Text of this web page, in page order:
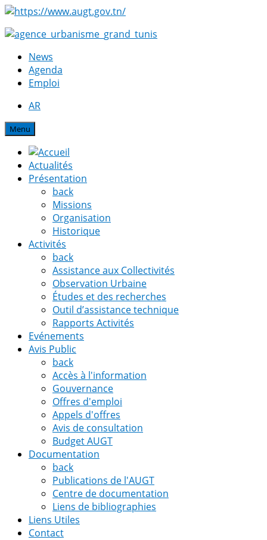
News
Agenda
Emploi
AR
Menu
Actualités
Présentation
back
Missions
Organisation
Historique
Activités
back
Assistance aux Collectivités
Observation Urbaine
Études et des recherches
Outil d’assistance technique
Rapports Activités
Evénements
Avis Public
back
Accès à l'information
Gouvernance
Offres d'emploi
Appels d'offres
Avis de consultation
Budget AUGT
Documentation
back
Publications de l'AUGT
Centre de documentation
Liens de bibliographies
Liens Utiles
Contact